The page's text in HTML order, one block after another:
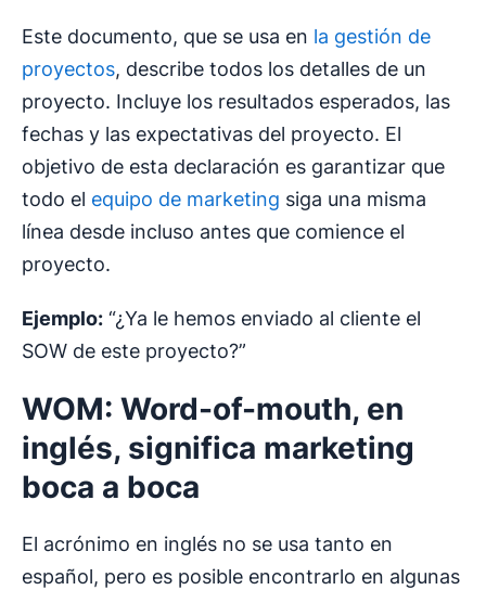
Este documento, que se usa en la gestión de
proyectos, describe todos los detalles de un
proyecto. Incluye los resultados esperados, las
fechas y las expectativas del proyecto. El
objetivo de esta declaración es garantizar que
todo el equipo de marketing siga una misma
línea desde incluso antes que comience el
proyecto.
Ejemplo: “¿Ya le hemos enviado al cliente el
SOW de este proyecto?”
WOM: Word-of-mouth, en
inglés, significa marketing
boca a boca
El acrónimo en inglés no se usa tanto en
español, pero es posible encontrarlo en algunas